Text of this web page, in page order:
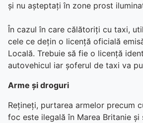
și nu așteptați în zone prost
În cazul în care călătoriți cu taxi,
cele ce dețin o licență oficială
Locală. Trebuie să fie o licență
autovehicul iar șoferul de taxi va
Arme și droguri
Rețineți, purtarea armelor precum
foc este ilegală în Marea Britanie și